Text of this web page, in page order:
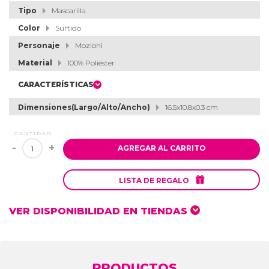
Tipo
Mascarilla
Color
Surtido
Personaje
Mozioni
Material
100% Poliéster
CARACTERÍSTICAS
Dimensiones(Largo/Alto/Ancho) 16.5x10.8x0.3 cm
CANTIDAD
- + AGREGAR AL CARRITO
LISTA DE REGALO 
VER DISPONIBILIDAD EN TIENDAS